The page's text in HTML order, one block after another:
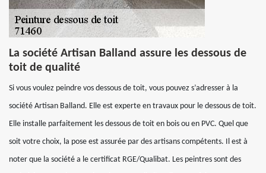
La société Artisan Balland assure les dessous de
toit de qualité
Si vous voulez peindre vos dessous de toit, vous pouvez s’adresser à la
société Artisan Balland. Elle est experte en travaux pour le dessous de toit.
Elle installe parfaitement les dessous de toit en bois ou en PVC. Quel que
soit votre choix, la pose est assurée par des artisans compétents. Il est à
noter que la société a le certificat RGE/Qualibat. Les peintres sont des